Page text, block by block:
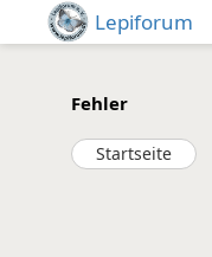
Lepiforum
Fehler
Startseite